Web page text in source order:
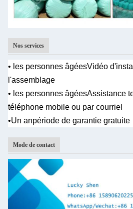
Nos services
• les personnes âgéesVidéo
l'assemblage
• les personnes âgéesAssistance
téléphone mobile ou par courriel
•Un anpériode de garantie gratuite
Mode de contact